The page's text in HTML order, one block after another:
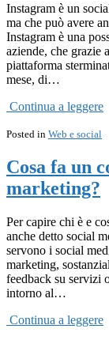
Instagram è un
ma che può avere
Instagram è una
aziende, che grazie
piattaforma
mese, di…
Continua a leggere
Posted in Web e social
Cosa fa un
marketing?
Per capire chi è e
anche detto social
servono i social
marketing,
feedback su servizi
intorno al…
Continua a leggere